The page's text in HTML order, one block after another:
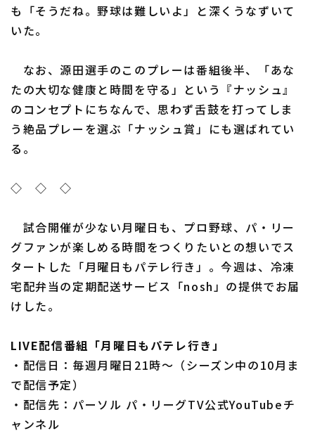
も「そうだね。野球は難しいよ」と深くうなずいて
いた。
なお、源田選手のこのプレーは番組後半、「あな
たの大切な健康と時間を守る」という『ナッシュ』
のコンセプトにちなんで、思わず舌鼓を打ってしま
う絶品プレーを選ぶ「ナッシュ賞」にも選ばれてい
る。
◇ ◇ ◇
試合開催が少ない月曜日も、プロ野球、パ・リー
グファンが楽しめる時間をつくりたいとの想いでス
タートした「月曜日もパテレ行き」。今週は、冷凍
宅配弁当の定期配送サービス「nosh」の提供でお届
けした。
LIVE配信番組「月曜日もパテレ行き」
・配信日：毎週月曜日21時～（シーズン中の10月ま
で配信予定）
・配信先：パーソル パ・リーグTV公式YouTubeチ
ャンネル